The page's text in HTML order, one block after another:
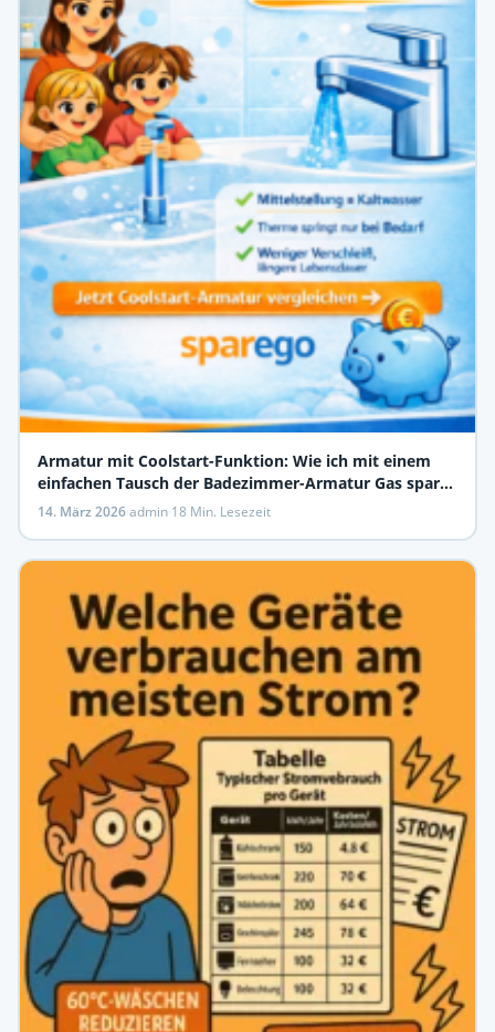
Armatur mit Coolstart-Funktion: Wie ich mit einem
einfachen Tausch der Badezimmer-Armatur Gas spare
und meine Therme schone
14. März 2026·admin·18 Min. Lesezeit